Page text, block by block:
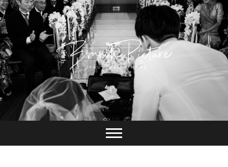
Skip
to
content
ブランチピクチャ
ー 嶋田陽介
長崎 カメラマン